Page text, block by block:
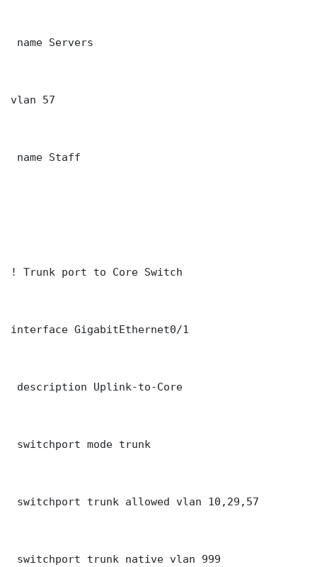
name Servers
vlan 57
name Staff
! Trunk port to Core Switch
interface GigabitEthernet0/1
description Uplink-to-Core
switchport mode trunk
switchport trunk allowed vlan 10,29,57
switchport trunk native vlan 999